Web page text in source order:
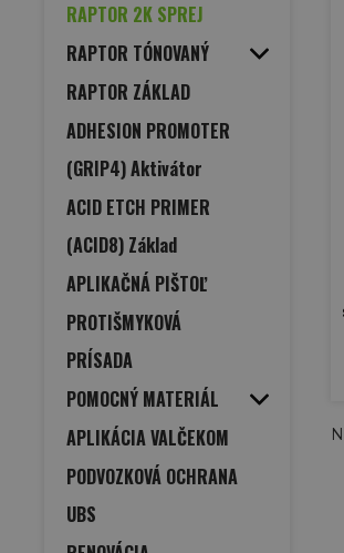
RAPTOR 2K SPREJ
RAPTOR TÓNOVANÝ
RAPTOR ZÁKLAD
ADHESION PROMOTER
(GRIP4) Aktivátor
ACID ETCH PRIMER
(ACID8) Základ
APLIKAČNÁ PIŠTOĽ
PROTIŠMYKOVÁ
PRÍSADA
POMOCNÝ MATERIÁL
APLIKÁCIA VALČEKOM
PODVOZKOVÁ OCHRANA
UBS